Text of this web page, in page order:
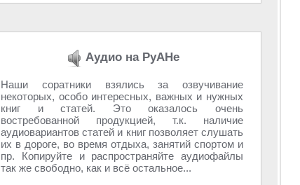
Аудио на РуАНе
Наши соратники взялись за озвучивание
некоторых, особо интересных, важных и нужных
книг и статей. Это оказалось очень
востребованной продукцией, т.к. наличие
аудиовариантов статей и книг позволяет слушать
их в дороге, во время отдыха, занятий спортом и
пр. Копируйте и распространяйте аудиофайлы
так же свободно, как и всё остальное...